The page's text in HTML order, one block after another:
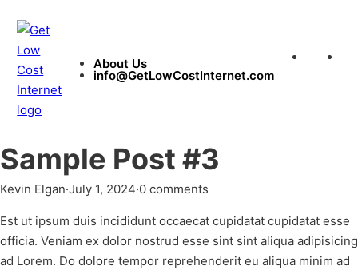
About Us
info@GetLowCostInternet.com
Sample Post #3
Kevin Elgan·July 1, 2024·0 comments
Est ut ipsum duis incididunt occaecat cupidatat cupidatat esse
officia. Veniam ex dolor nostrud esse sint sint aliqua adipisicing
ad Lorem. Do dolore tempor reprehenderit eu aliqua minim ad